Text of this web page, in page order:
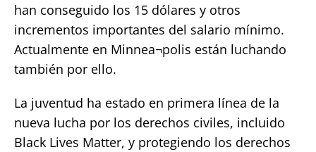
han conseguido los 15 dólares y otros
incrementos importantes del salario mínimo.
Actualmente en Minnea¬polis están luchando
también por ello.
La juventud ha estado en primera línea de la
nueva lucha por los derechos civiles, incluido
Black Lives Matter, y protegiendo los derechos